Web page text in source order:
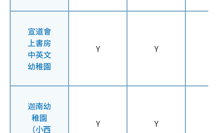
宣道會
上書房
中英文
幼稚園
Y Y
迦南幼
稚園
（小西
Y Y